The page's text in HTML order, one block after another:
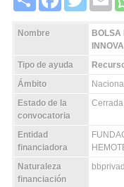
Nombre
BOLSA
Tipo de ayuda
Ámbito
Nacional
Estado de la
convocatoria
Cerrada
Entidad
financiadora
Naturaleza
financiación